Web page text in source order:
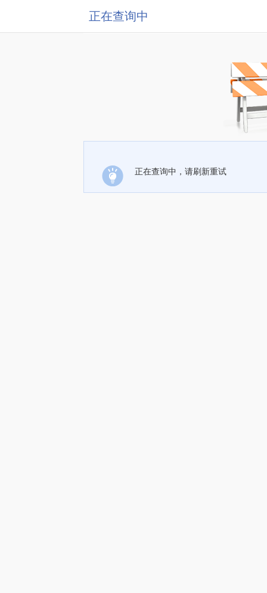
正在查询中
正在查询中，请刷新重试